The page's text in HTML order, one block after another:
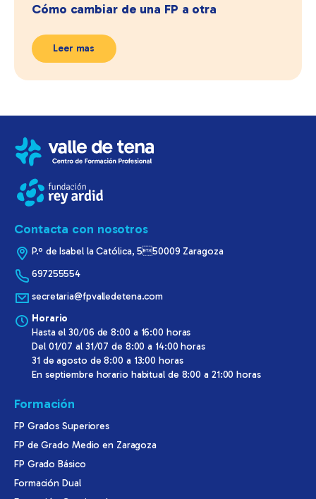
Cómo cambiar de una FP a otra
Leer mas
Contacta con nosotros
P.º de Isabel la Católica, 550009 Zaragoza
697255554
secretaria@fpvalledetena.com
Horario
Hasta el 30/06 de 8:00 a 16:00 horas
Del 01/07 al 31/07 de 8:00 a 14:00 horas
31 de agosto de 8:00 a 13:00 horas
En septiembre horario habitual de 8:00 a 21:00 horas
Formación
FP Grados Superiores
FP de Grado Medio en Zaragoza
FP Grado Básico
Formación Dual